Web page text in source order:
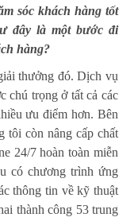
sóc khách hàng tốt
đây là một bước đi
hàng?
thưởng đó. Dịch vụ
chú trọng ở tất cả các
ưu điểm hơn. Bên
tôi còn nâng cấp chất
24/7 hoàn toàn miễn
có chương trình ứng
thông tin về kỹ thuật
thành công 53 trung